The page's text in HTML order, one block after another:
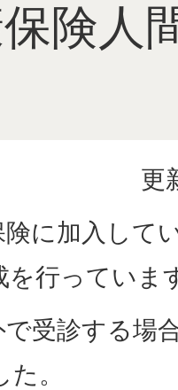
険人
更
険に加入して
を行っていま
受診する場
。